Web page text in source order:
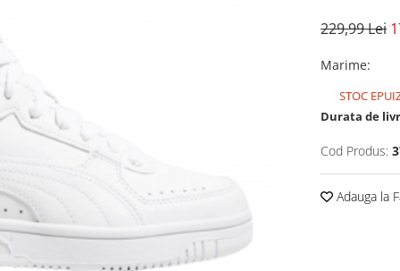
229,99 Lei
Marime:
STOC
Durata de
Cod Produs:
Adauga la